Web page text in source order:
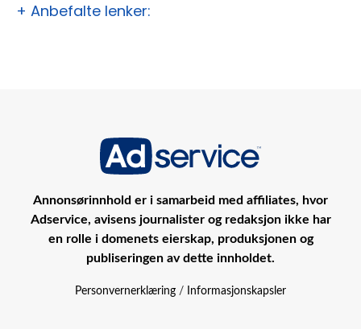
+ Anbefalte lenker:
Annonsørinnhold er i samarbeid med affiliates, hvor
Adservice, avisens journalister og redaksjon ikke har
en rolle i domenets eierskap, produksjonen og
publiseringen av dette innholdet.
Personvernerklæring / Informasjonskapsler